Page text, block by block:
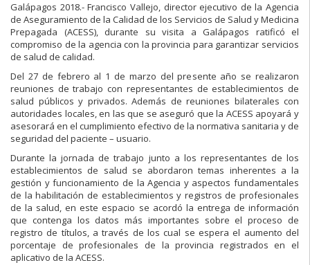
Galápagos 2018.- Francisco Vallejo, director ejecutivo de la Agencia
de Aseguramiento de la Calidad de los Servicios de Salud y Medicina
Prepagada (ACESS), durante su visita a Galápagos ratificó el
compromiso de la agencia con la provincia para garantizar servicios
de salud de calidad.
Del 27 de febrero al 1 de marzo del presente año se realizaron
reuniones de trabajo con representantes de establecimientos de
salud públicos y privados. Además de reuniones bilaterales con
autoridades locales, en las que se aseguró que la ACESS apoyará y
asesorará en el cumplimiento efectivo de la normativa sanitaria y de
seguridad del paciente – usuario.
Durante la jornada de trabajo junto a los representantes de los
establecimientos de salud se abordaron temas inherentes a la
gestión y funcionamiento de la Agencia y aspectos fundamentales
de la habilitación de establecimientos y registros de profesionales
de la salud, en este espacio se acordó la entrega de información
que contenga los datos más importantes sobre el proceso de
registro de títulos, a través de los cual se espera el aumento del
porcentaje de profesionales de la provincia registrados en el
aplicativo de la ACESS.